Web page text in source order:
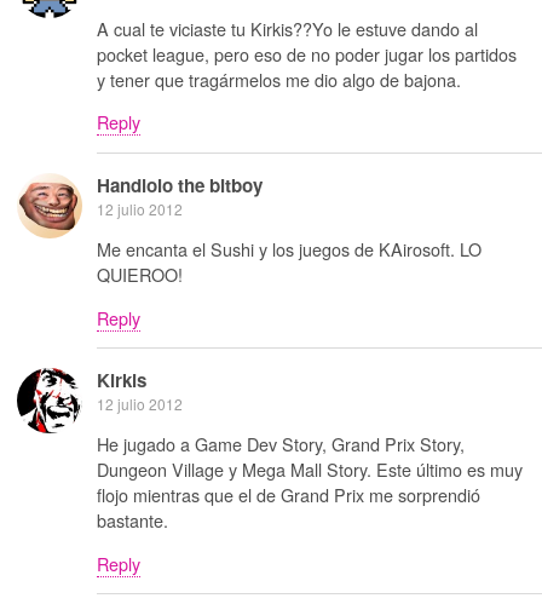
A cual te viciaste tu Kirkis??Yo le estuve dando al
pocket league, pero eso de no poder jugar los partidos
y tener que tragármelos me dio algo de bajona.
Reply
Handlolo the bitboy
12 julio 2012
Me encanta el Sushi y los juegos de KAirosoft. LO
QUIEROO!
Reply
Kirkis
12 julio 2012
He jugado a Game Dev Story, Grand Prix Story,
Dungeon Village y Mega Mall Story. Este último es muy
flojo mientras que el de Grand Prix me sorprendió
bastante.
Reply